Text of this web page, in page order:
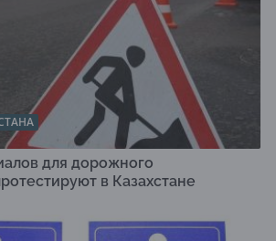
для дорожного
в Казахстане